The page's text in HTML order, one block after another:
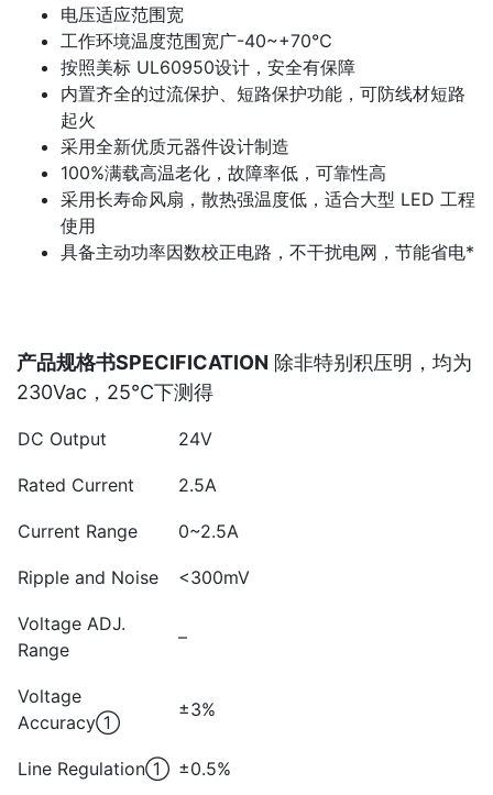
电压适应范围宽
工作环境温度范围宽广-40~+70℃
按照美标 UL60950设计，安全有保障
内置齐全的过流保护、短路保护功能，可防线材短路
起火
采用全新优质元器件设计制造
100%满载高温老化，故障率低，可靠性高
采用长寿命风扇，散热强温度低，适合大型 LED 工程
使用
具备主动功率因数校正电路，不干扰电网，节能省电*
产品规格书SPECIFICATION 除非特别积压明，均为
230Vac，25℃下测得
DC Output 24V
Rated Current 2.5A
Current Range 0~2.5A
Ripple and Noise <300mV
Voltage ADJ.
Range
–
Voltage
Accuracy①
±3%
Line Regulation① ±0.5%